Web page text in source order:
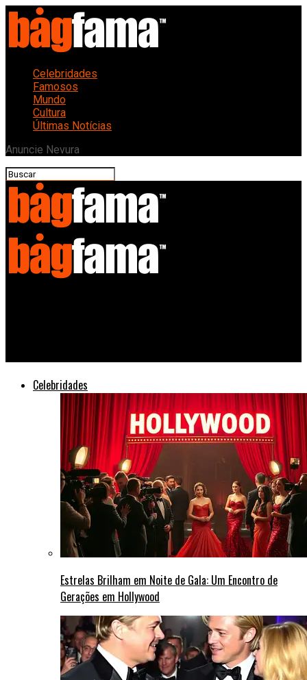
Celebridades
Famosos
Mundo
Cultura
Últimas Notícias
Anuncie Nevura
Celebridades
Estrelas Brilham em Noite de Gala: Um Encontro de
Gerações em Hollywood